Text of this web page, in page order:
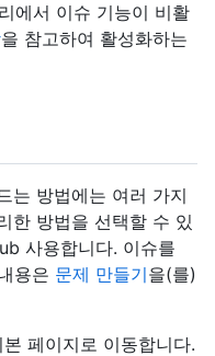
에서 이슈 기능이 비활
을 참고하여 활성화하는
는 방법에는 여러 가지
한 방법을 선택할 수 있
사용합니다. 이슈를
용은 문제 만들기을(를)
페이지로 이동합니다.